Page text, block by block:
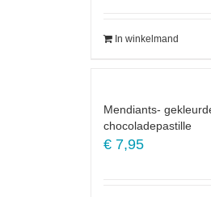
In winkelmand
Mendiants-
chocoladepastille
€7,95